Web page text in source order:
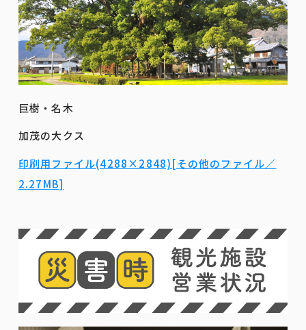
巨樹・名木
加茂の大クス
印刷用ファイル(4288×2848)[その他のファイル／
2.27MB]